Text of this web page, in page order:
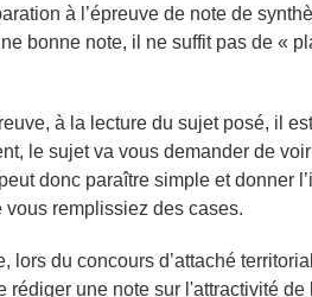
à l’épreuve de note de
bonne note, il ne suffit pas de «
à la lecture du sujet posé, il
le sujet va vous demander de
donc paraître simple et donner
vous remplissiez des cases.
lors du concours d’attaché
rédiger une note sur l'attractivité